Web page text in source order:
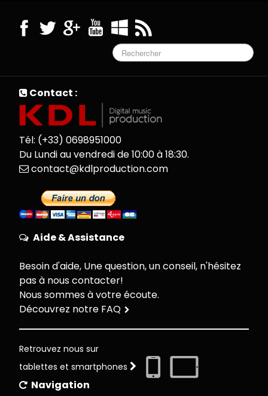
Contact :
Tél: (+33) 0698951000
Du Lundi au vendredi de 10:00 à 18:30.
contact@kdlproduction.com
Aide & Assistance
Besoin d'aide, Une question, un conseil, n'hésitez
pas à nous contacter!
Nous sommes à votre écoute.
Découvrez notre FAQ
Retrouvez nous sur
tablettes et smartphones
Navigation